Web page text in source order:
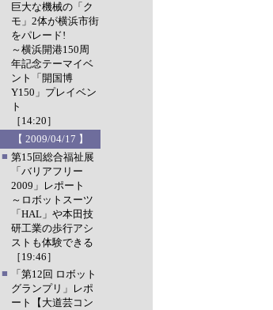
巨大な機械の「ク
モ」2体が横浜市街
をパレード!
～横浜開港150周
年記念テーマイベ
ント「開国博
Y150」プレイベン
ト
［14:20］
【 2009/04/17 】
■ 第15回総合福祉展
「バリアフリー
2009」レポート
～ロボットスーツ
「HAL」や本田技
研工業の歩行アシ
ストも体験できる
［19:46］
■
「第12回 ロボット
グランプリ」レポ
ート【大道芸コン